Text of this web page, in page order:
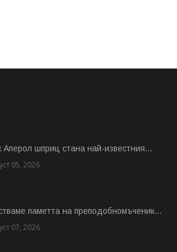
Аперол шприц стана най-известния...
05, 2026
паметта на преподобномъченик...
07, 2026